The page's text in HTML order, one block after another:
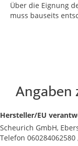
Über die Eignung
muss bauseits
Hersteller/EU
Scheurich GmbH,
Telefon